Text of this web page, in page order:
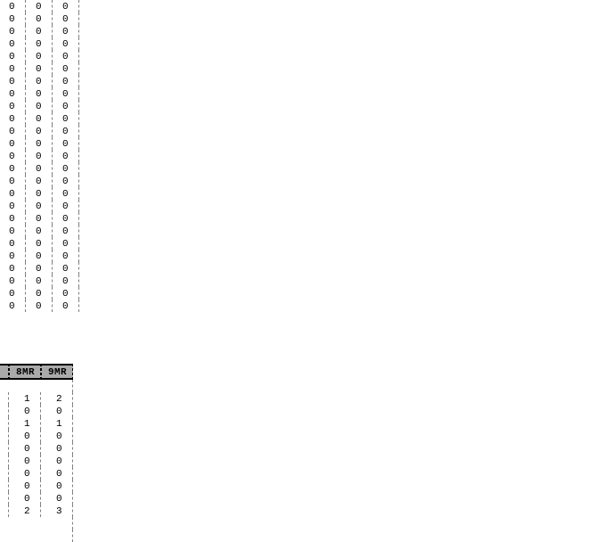
0 0
0
0 0
0
0 0
0
0 0
0
0 0
0
0 0
0
0 0
0
0 0
0
0 0
0
0 0
0
0 0
0
0 0
0
0 0
0
0 0
0
0 0
0
0 0
0
0 0
0
0 0
0
0 0
0
0 0
0
0 0
0
0 0
0
0 0
0
0 0
0
0 0 0
8MR
9MR
1
2
0
0
1
1
0
0
0
0
0
0
0
0
0
0
0
0
2 3